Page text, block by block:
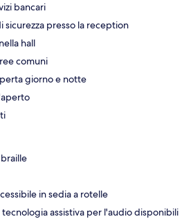
bancari
sicurezza presso la reception
hall
comuni
giorno e notte
in sedia a rotelle
assistiva per l'audio disponibili